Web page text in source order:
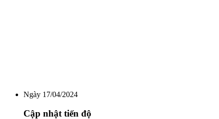
Ngày 17/04/2024
Cập nhật tiến độ